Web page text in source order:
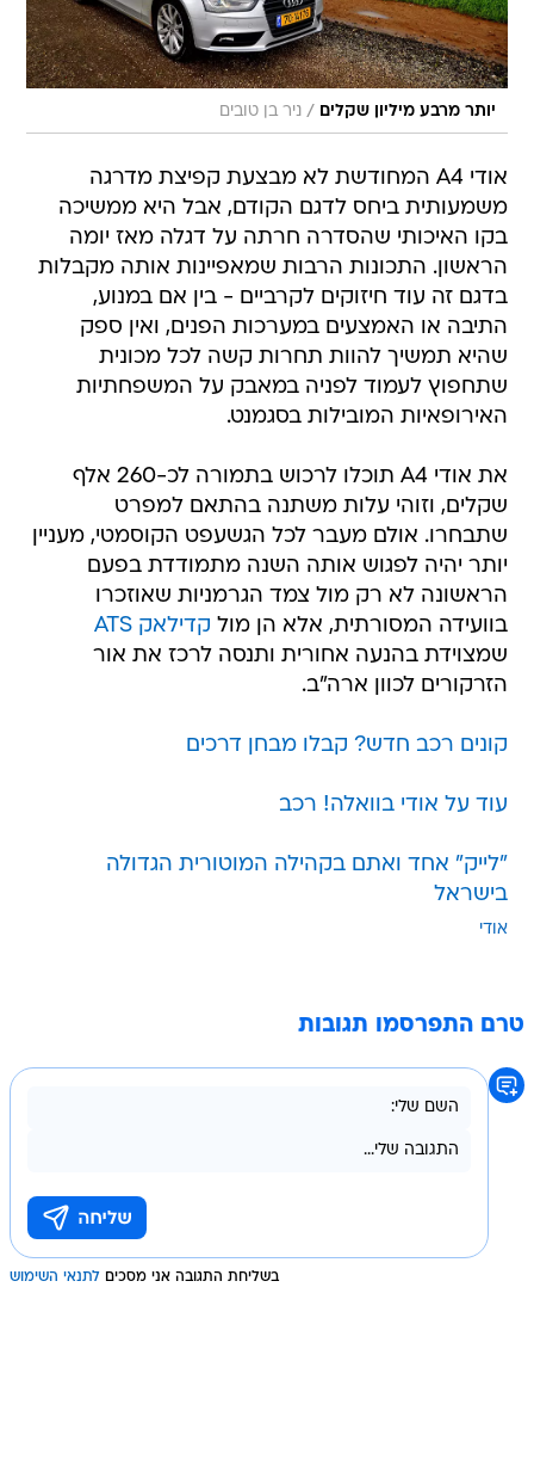
יותר מרבע מיליון שקלים / ניר בן טובים
אודי A4 המחודשת לא מבצעת קפיצת מדרגה
משמעותית ביחס לדגם הקודם, אבל היא ממשיכה
בקו האיכותי שהסדרה חרתה על דגלה מאז יומה
הראשון. התכונות הרבות שמאפיינות אותה מקבלות
בדגם זה עוד חיזוקים לקרביים - בין אם במנוע,
התיבה או האמצעים במערכות הפנים, ואין ספק
שהיא תמשיך להוות תחרות קשה לכל מכונית
שתחפוץ לעמוד לפניה במאבק על המשפחתיות
האירופאיות המובילות בסגמנט.
את אודי A4 תוכלו לרכוש בתמורה לכ-260 אלף
שקלים, וזוהי עלות משתנה בהתאם למפרט
שתבחרו. אולם מעבר לכל הגשעפט הקוסמטי, מעניין
יותר יהיה לפגוש אותה השנה מתמודדת בפעם
הראשונה לא רק מול צמד הגרמניות שאוזכרו
בוועידה המסורתית, אלא הן מול קדילאק ATS
שמצוידת בהנעה אחורית ותנסה לרכז את אור
הזרקורים לכוון ארה"ב.
קונים רכב חדש? קבלו מבחן דרכים
עוד על אודי בוואלה! רכב
"לייק" אחד ואתם בקהילה המוטורית הגדולה
בישראל
אודי
טרם התפרסמו תגובות
בשליחת התגובה אני מסכים לתנאי השימוש